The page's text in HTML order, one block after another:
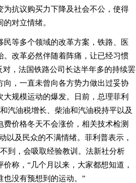
抗议购买力下降及社会不公，使得
对立情绪。
等多个领域的改革方案，铁路、医
改革必然伴随着阵痛，让已经习惯
，法国铁路公司长达半年多的持续罢
，一直未曾向各方势力做出过妥协
规模运动的爆发。日前，总理菲利
汽油税增长、柴油和汽油税持平以及
价格冬天不会涨价，相关技术检测
以及民众的不满情绪。菲利普表示，
到，会吸取经验教训。法新社分析
称，“几个月以来，大家都想知道，
也没有预想到的运动。”